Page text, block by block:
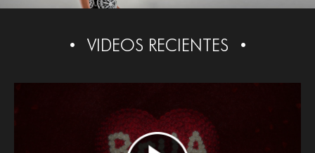
VIDEOS RECIENTES